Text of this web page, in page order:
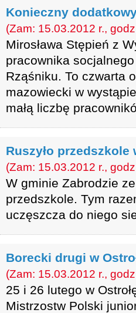
Konieczny
(Zam: 15.03.2012 r.,
Mirosława Stępień z
pracownika
Rząśniku. To czwarta
mazowiecki w
małą liczbę
Ruszyło przedszkole
(Zam: 15.03.2012 r.,
W gminie Zabrodzie
przedszkole. Tym
uczęszcza do niego
Borecki drugi w
(Zam: 15.03.2012 r.,
25 i 26 lutego w
Mistrzostw Polski